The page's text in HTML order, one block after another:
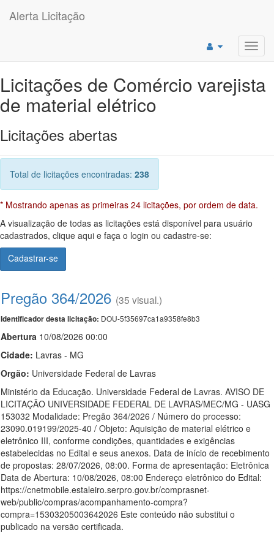
Alerta Licitação
Licitações de Comércio varejista
de material elétrico
Licitações abertas
Total de licitações encontradas: 238
* Mostrando apenas as primeiras 24 licitações, por ordem de data.
A visualização de todas as licitações está disponível para usuário
cadastrados, clique aqui e faça o login ou cadastre-se:
Cadastrar-se
Pregão 364/2026 (35 visual.)
Identificador desta licitação: DOU-5f35697ca1a9358fe8b3
Abertura 10/08/2026 00:00
Cidade: Lavras - MG
Orgão: Universidade Federal de Lavras
Ministério da Educação. Universidade Federal de Lavras. AVISO DE
LICITAÇÃO UNIVERSIDADE FEDERAL DE LAVRAS/MEC/MG - UASG
153032 Modalidade: Pregão 364/2026 / Número do processo:
23090.019199/2025-40 / Objeto: Aquisição de material elétrico e
eletrônico III, conforme condições, quantidades e exigências
estabelecidas no Edital e seus anexos. Data de início de recebimento
de propostas: 28/07/2026, 08:00. Forma de apresentação: Eletrônica
Data de Abertura: 10/08/2026, 08:00 Endereço eletrônico do Edital:
https://cnetmobile.estaleiro.serpro.gov.br/comprasnet-
web/public/compras/acompanhamento-compra?
compra=15303205003642026 Este conteúdo não substitui o
publicado na versão certificada.